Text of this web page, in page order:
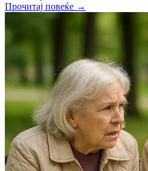
Прочитај повеќе →